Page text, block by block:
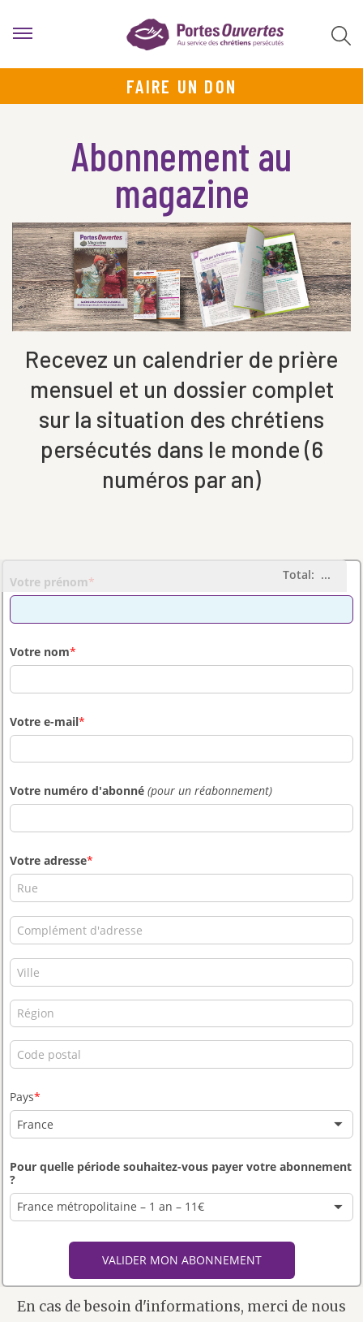
FAIRE UN DON
Abonnement au
magazine
Recevez un calendrier de prière
mensuel et un dossier complet
sur la situation des chrétiens
persécutés dans le monde (6
numéros par an)
En cas de besoin d'informations, merci de nous